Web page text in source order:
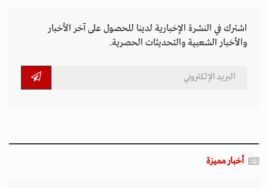
اشترك في النشرة الإخبارية لدينا للحصول على آخر الأخبار
والأخبار الشعبية والتحديثات الحصرية.
أخبار مميزة